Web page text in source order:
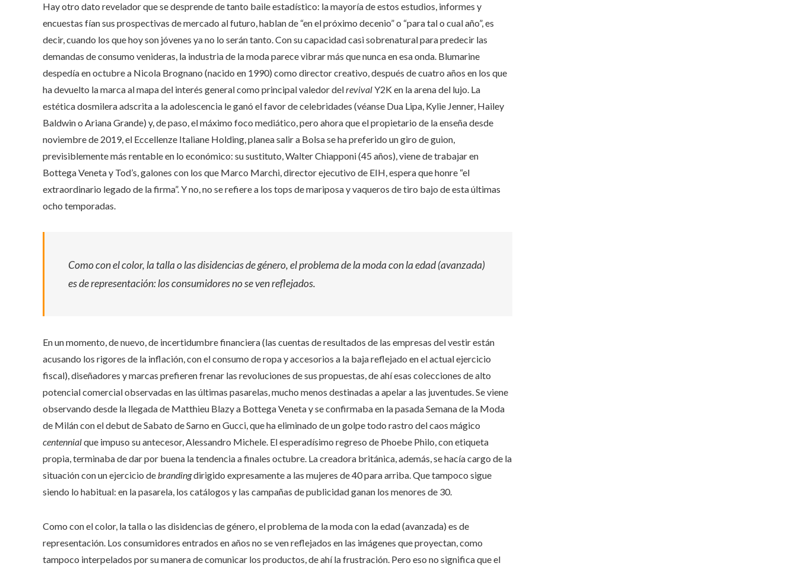
Hay otro dato revelador que se desprende de tanto baile estadístico: la mayoría de estos estudios, informes y
encuestas fían sus prospectivas de mercado al futuro, hablan de “en el próximo decenio” o “para tal o cual año”, es
decir, cuando los que hoy son jóvenes ya no lo serán tanto. Con su capacidad casi sobrenatural para predecir las
demandas de consumo venideras, la industria de la moda parece vibrar más que nunca en esa onda. Blumarine
despedía en octubre a Nicola Brognano (nacido en 1990) como director creativo, después de cuatro años en los que
ha devuelto la marca al mapa del interés general como principal valedor delrevivalY2K en la arena del lujo. La
estética dosmilera adscrita a la adolescencia le ganó el favor de celebridades (véanse Dua Lipa, Kylie Jenner, Hailey
Baldwin o Ariana Grande) y, de paso, el máximo foco mediático, pero ahora que el propietario de la enseña desde
noviembre de 2019, el Eccellenze Italiane Holding, planea salir a Bolsa se ha preferido un giro de guion,
previsiblemente más rentable en lo económico: su sustituto, Walter Chiapponi (45 años), viene de trabajar en
Bottega Veneta y Tod’s, galones con los que Marco Marchi, director ejecutivo de EIH, espera que honre “el
extraordinario legado de la firma”. Y no, no se refiere a los tops de mariposa y vaqueros de tiro bajo de esta últimas
ocho temporadas.
Como con el color, la talla o las disidencias de género, el problema de la moda con la edad (avanzada)
es de representación: los consumidores no se ven reflejados.
En un momento, de nuevo, de incertidumbre financiera (las cuentas de resultados de las empresas del vestir están
acusando los rigores de la inflación, con el consumo de ropa y accesorios a la baja reflejado en el actual ejercicio
fiscal), diseñadores y marcas prefieren frenar las revoluciones de sus propuestas, de ahí esas colecciones de alto
potencial comercial observadas en las últimas pasarelas, mucho menos destinadas a apelar a las juventudes. Se viene
observando desde la llegada de Matthieu Blazy a Bottega Veneta y se confirmaba en la pasada Semana de la Moda
de Milán con el debut de Sabato de Sarno en Gucci, que ha eliminado de un golpe todo rastro del caos mágico
centennialque impuso su antecesor, Alessandro Michele. El esperadísimo regreso de Phoebe Philo, con etiqueta
propia, terminaba de dar por buena la tendencia a finales octubre. La creadora británica, además, se hacía cargo de la
situación con un ejercicio debrandingdirigido expresamente a las mujeres de 40 para arriba. Que tampoco sigue
siendo lo habitual: en la pasarela, los catálogos y las campañas de publicidad ganan los menores de 30.
Como con el color, la talla o las disidencias de género, el problema de la moda con la edad (avanzada) es de
representación. Los consumidores entrados en años no se ven reflejados en las imágenes que proyectan, como
tampoco interpelados por su manera de comunicar los productos, de ahí la frustración. Pero eso no significa que el